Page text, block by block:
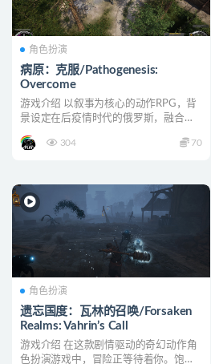
角色扮演
病原：克服/Pathogenesis:
Overcome
游戏介绍 以叙事为核心的动作RPG，背
景设定在后疫情时代的俄罗斯，融合硬
304
70
角色扮演
遗忘国度：瓦林的召唤/Forsaken
Realms: Vahrin’s Call
游戏介绍 在这款剧情驱动的奇幻动作角
色扮演游戏中，冒险正等待着你。饱受